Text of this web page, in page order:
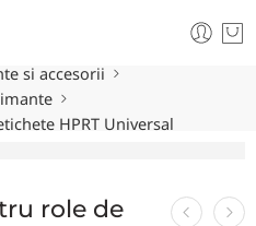
si accesorii
HPRT Universal
role de